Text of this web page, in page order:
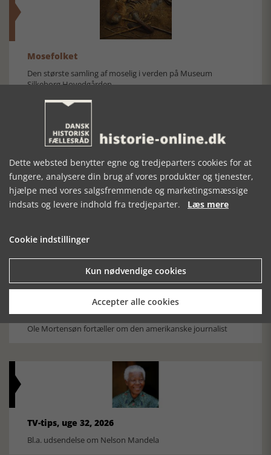
Mosefolket
Den største samling af moselig i verden på Museum
Silkeborg Hovedgården
Historisk festival i Faaborg
FOBURGH Faaborg Internationale Historie Festival 2026 30.
Historiens Aktører 79 - John Reed
Ole Mortensøn fortæller om den amerikanske journalist
TV-tips, uge 32, 2026
Bl.a. udsendelse om Nelson Mandela
Dette websted benytter egne og tredjeparters cookies for at
fungere, analysere din brug af vores produkter og tjenester,
hjælpe med vores salgsfremmende og marketingsmæssige
indsats og levere indhold fra tredjeparter. Læs mere
Cookie indstillinger
Kun nødvendige cookies
Accepter alle cookies